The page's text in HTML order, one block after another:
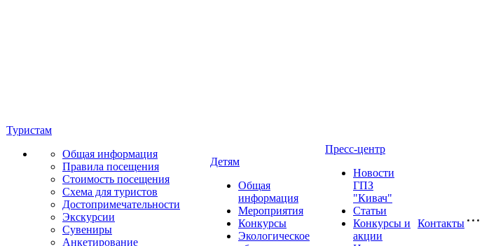
Туристам
Общая информация
Правила посещения
Стоимость посещения
Схема для туристов
Достопримечательности
Экскурсии
Сувениры
Анкетирование
Детям
Общая
информация
Мероприятия
Конкурсы
Экологическое
Пресс-центр
Новости
ГПЗ
"Кивач"
Статьи
Конкурсы и
акции
Контакты